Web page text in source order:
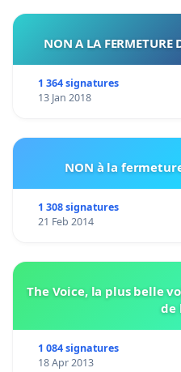
NON A LA FERMETURE
1 364 signatures
13 Jan 2018
NON à la
1 308 signatures
21 Feb 2014
The Voice, la plus belle
de
1 084 signatures
18 Apr 2013